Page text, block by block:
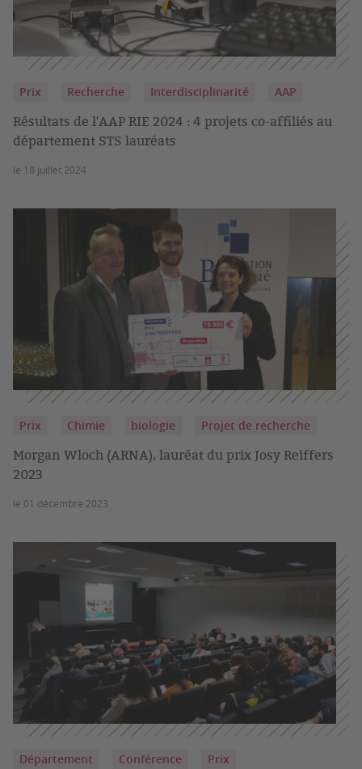
Prix Recherche Interdisciplinarité AAP
Résultats de l'AAP RIE 2024 : 4 projets co-affiliés au
département STS lauréats
le 18 juillet 2024
Prix Chimie biologie Projet de recherche
Morgan Wloch (ARNA), lauréat du prix Josy Reiffers
2023
le 01 décembre 2023
Département Conférence Prix